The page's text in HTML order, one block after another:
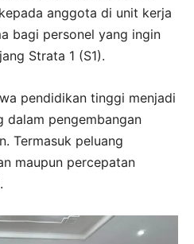
anggota di unit kerja
bagi personel yang ingin
Strata 1 (S1).
pendidikan tinggi menjadi
dalam pengembangan
Termasuk peluang
maupun percepatan